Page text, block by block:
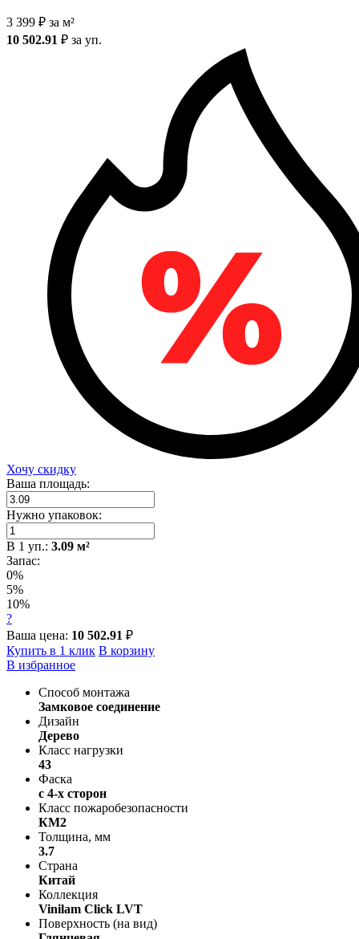
3 399 ₽ за м²
10 502.91 ₽ за уп.
Хочу скидку
Ваша площадь:
Нужно упаковок:
В 1 уп.: 3.09 м²
Запас:
0%
5%
10%
?
Ваша цена: 10 502.91 ₽
Купить в 1 клик В корзину
В избранное
Способ монтажа
Замковое соединение
Дизайн
Дерево
Класс нагрузки
43
Фаска
с 4-х сторон
Класс пожаробезопасности
КМ2
Толщина, мм
3.7
Страна
Китай
Коллекция
Vinilam Click LVT
Поверхность (на вид)